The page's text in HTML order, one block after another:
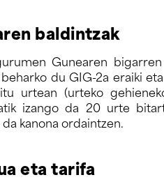
baldintzak
Gunearen
du GIG-2a eraiki
urtean (urteko
izango da 20 urte
kanona ordaintzen.
eta tarifa